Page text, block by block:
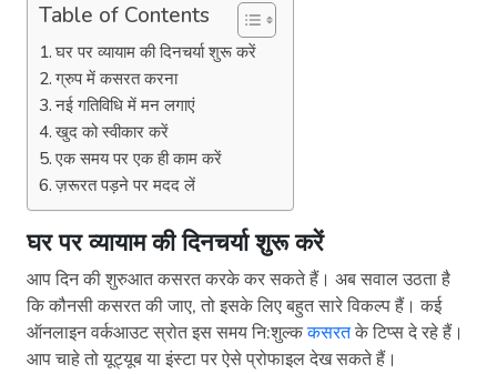
Table of Contents
घर पर व्यायाम की दिनचर्या शुरू करें
ग्रुप में कसरत करना
नई गतिविधि में मन लगाएं
खुद को स्वीकार करें
एक समय पर एक ही काम करें
ज़रूरत पड़ने पर मदद लें
घर पर व्यायाम की दिनचर्या शुरू करें
आप दिन की शुरुआत कसरत करके कर सकते हैं। अब सवाल उठता है
कि कौनसी कसरत की जाए, तो इसके लिए बहुत सारे विकल्प हैं। कई
ऑनलाइन वर्कआउट स्रोत इस समय नि:शुल्ककसरतके टिप्स दे रहे हैं।
आप चाहे तो यूट्यूब या इंस्टा पर ऐसे प्रोफाइल देख सकते हैं।